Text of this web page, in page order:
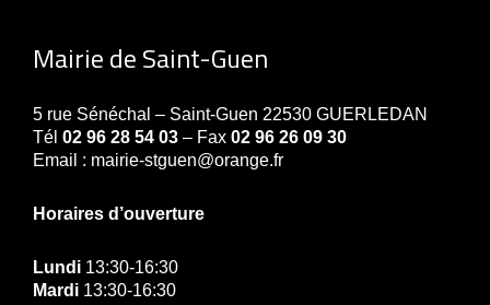
Mairie de Saint-Guen
5 rue Sénéchal – Saint-Guen 22530 GUERLEDAN
Tél 02 96 28 54 03 – Fax 02 96 26 09 30
Email : mairie-stguen@orange.fr
Horaires d’ouverture
Lundi 13:30-16:30
Mardi 13:30-16:30